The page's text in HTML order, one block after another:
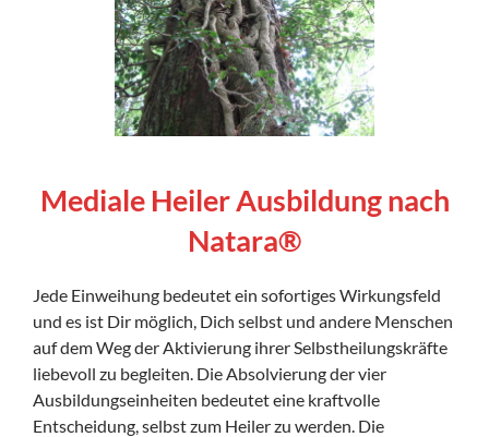
Mediale Heiler Ausbildung nach
Natara®
Jede Einweihung bedeutet ein sofortiges Wirkungsfeld
und es ist Dir möglich, Dich selbst und andere Menschen
auf dem Weg der Aktivierung ihrer Selbstheilungskräfte
liebevoll zu begleiten. Die Absolvierung der vier
Ausbildungseinheiten bedeutet eine kraftvolle
Entscheidung, selbst zum Heiler zu werden. Die